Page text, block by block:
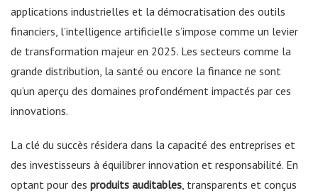
applications industrielles et la démocratisation des outils
financiers, l’intelligence artificielle s’impose comme un levier
de transformation majeur en 2025. Les secteurs comme la
grande distribution, la santé ou encore la finance ne sont
qu’un aperçu des domaines profondément impactés par ces
innovations.
La clé du succès résidera dans la capacité des entreprises et
des investisseurs à équilibrer innovation et responsabilité. En
optant pour des produits auditables, transparents et conçus